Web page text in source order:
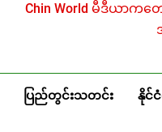
Chin World မီဒီယာက
ပြည်တွင်းသတင်း နိုင်